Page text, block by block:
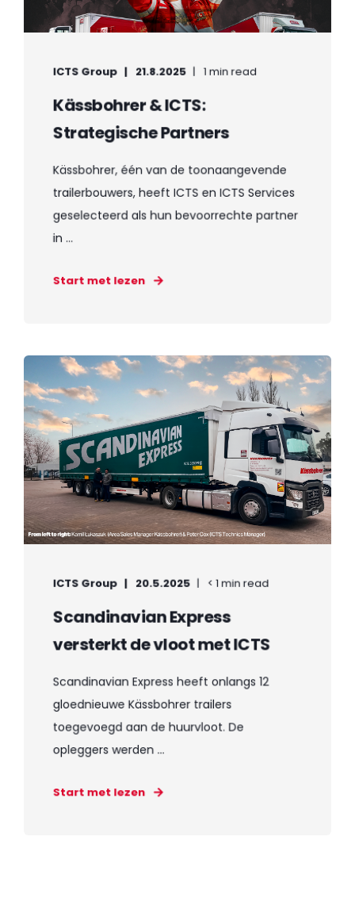
ICTS Group 21.8.2025 1 min read
Kässbohrer & ICTS:
Strategische Partners
Kässbohrer, één van de toonaangevende
trailerbouwers, heeft ICTS en ICTS Services
geselecteerd als hun bevoorrechte partner
in ...
Start met lezen
ICTS Group 20.5.2025 < 1 min read
Scandinavian Express
versterkt de vloot met ICTS
Scandinavian Express heeft onlangs 12
gloednieuwe Kässbohrer trailers
toegevoegd aan de huurvloot. De
opleggers werden ...
Start met lezen